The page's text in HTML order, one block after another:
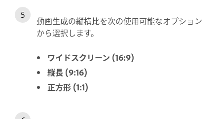
動画生成の縦横比を次の使用可能なオプション
から選択します。
ワイドスクリーン (16:9)
縦長 (9:16)
正方形 (1:1)